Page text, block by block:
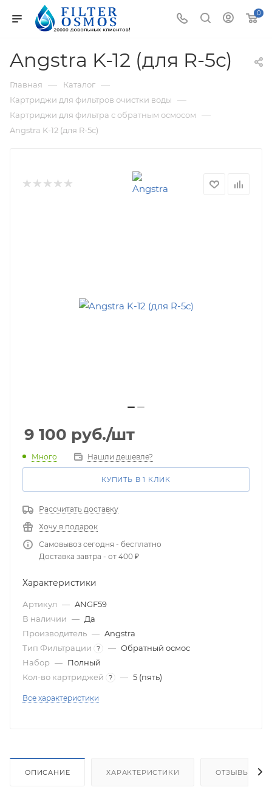
0
Angstra K-12 (для R-5c)
Главная — Каталог —
Картриджи для фильтров очистки воды —
Картриджи для фильтра с обратным осмосом —
Angstra K-12 (для R-5c)
9 100 руб./шт
Много Нашли дешевле?
КУПИТЬ В 1 КЛИК
Рассчитать доставку
Хочу в подарок
Самовывоз сегодня - бесплатно
Доставка завтра - от 400 ₽
Характеристики
Артикул — ANGF59
В наличии — Да
Производитель — Angstra
Тип Фильтрации
? — Обратный осмос
Набор — Полный
Кол-во картриджей
? — 5 (пять)
Все характеристики
ОПИСАНИЕ ХАРАКТЕРИСТИКИ ОТЗЫВЫ